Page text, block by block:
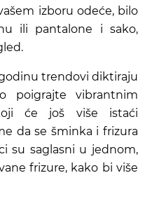
izboru odeće, bilo
ili pantalone i sako,
trendovi diktiraju
poigrajte vibrantnim
će još više istaći
da se šminka i frizura
su saglasni u jednom,
frizure, kako bi više